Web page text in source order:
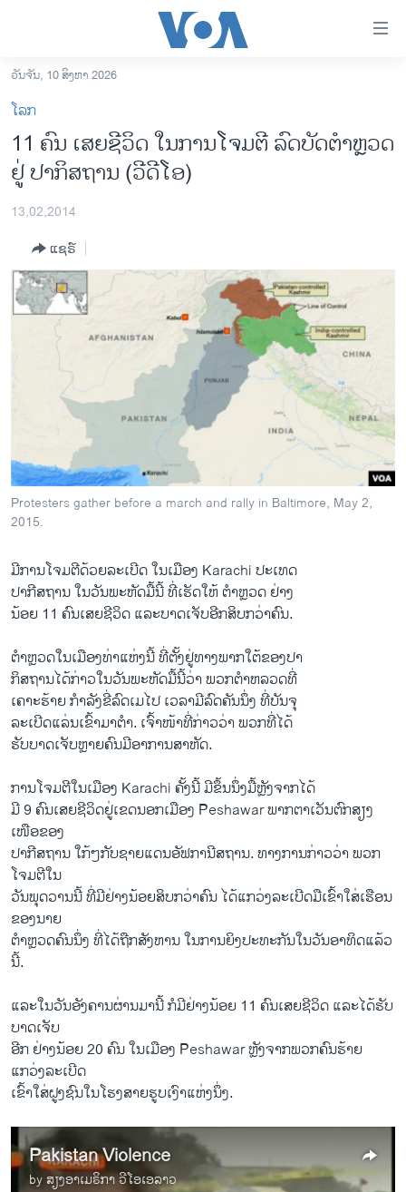
ເຂົ້າ
ຫາ
ຂ້າມ
ຂ້າມ
ຫາ
ອາເມຣິກາ
ການເລືອກຕັ້ງ ປະທານາທີບໍດີ ສະຫະລັດ 2024
ຂ່າວ​ຈີນ
ໂລກ
ເອເຊຍ
ອິດສະຫຼະພາບດ້ານການຂ່າວ
ຊີວິດຊາວລາວ
ຊຸມຊົນຊາວລາວ
ວິທະຍາສາດ-ເທັກໂນໂລຈີ
ທຸລະກິດ
ພາສາອັງກິດ
ວີດີໂອ
ລາຍການກະຈາຍສຽງ
ລາຍງານ
ຕິດຕາມພວກເຮົາ ທີ່
ພາສາຕ່າງໆ
ວັນຈັນ, 10 ສິງຫາ 2026
ໂລກ
11 ຄົນ ເສຍຊີວິດ ໃນການໂຈມຕີ ລົດບັດຕຳຫຼວດ
ຢູ່ ປາກິສຖານ (ວີດີໂອ)
13,02,2014
ແຊຣ໌
Protesters gather before a march and rally in Baltimore, May 2,
2015.
ມີການ​ໂຈມ​ຕີ​ດ້ວຍ​ລະ​ເບີດ​ ໃນ​ເມືອງ Karachi ປະ​ເທດ
ປາ​ກີສ​ຖານ ໃນ​ວັນ​ພະຫັດ​ມື້​ນີ້ ທີ່ເຮັດ​ໃຫ້ ຕໍາຫຼວດ ຢ່າງ​
ນ້ອຍ 11 ຄົນເສຍ​ຊີວິດ​ ແລະ​ບາດ​ເຈັບ​ອີກສິບ​ກວ່າ​ຄົນ.
ຕໍາຫຼວດ​ໃນ​ເມືອງ​ທ່າ​ແຫ່ງ​ນີ້ ທີ່​ຕັ້ງ​ຢູ່ທາງພາກ​ໃຕ້​ຂອງປາ
ກິສຖານ​ໄດ້​ກ່າວໃນ​ວັນ​ພະຫັດ​ມື້​ນີ້​ວ່າ ພວກ​ຕໍາຫລວດ​ທີ່​
ເຄາະ​ຮ້າຍ ​ກໍາລັງ​ຂີ່​ລົດ​ເມ​ໄປ ​ເວລາ​ມີ​ລົດ​ຄັນ​ນຶ່ງ ທີ່​ບັນຈຸ
​ລະ​ເບີດ​ແລ່ນ​ເຂົ້າ​ມາ​ຕໍາ. ​ເຈົ້າ​ໜ້າ​ທີ່ກ່າວວ່າ ພວກ​ທີ່​ໄດ້​
ຮັບ​ບາດເຈັບ​ຫຼາຍຄົນມີອາການ​ສາຫັດ.
ການ​ໂຈມ​ຕີໃນ​ເມືອງ Karachi ຄັ້ງ​ນີ້ ມີ​ຂຶ້ນນຶ່ງ​ມື້​ຫຼັງຈາກ​ໄດ້
​ມີ 9 ຄົນ​ເສຍ​ຊີວິດ​ຢູ່​ເຂດນອກ​ເມືອງ Peshawar ພາກ​ຕາ​ເວັນ​ຕົກ​ສຽງ​
ເໜືອ​ຂອງ
ປາ​ກີສ​ຖານ ​ໃກ້ໆ​ກັບຊາຍ​ແດນອັຟກາ​ນີສຖານ. ທາງ​ການ​ກ່າວ​ວ່າ ພວກ​
ໂຈມ​ຕີໃນ​
ວັນ​ພຸດ​ວານ​ນີ້ ທີ່ມີຢ່າງນ້ອຍ​ສິບກວ່າຄົນ​ ​ໄດ້ແກວ່​ງລະ​ເບີດ​ມືເຂົ້າໃສ່​ເຮືອນ​
ຂອງ​ນາຍ
​ຕໍາຫຼວດຄົນ​ນຶ່ງ ທີ່ໄດ້ຖືກສັງຫານ ໃນການຍິງປະທະກັນໃນວັນອາທິດແລ້ວ
ນີ້.
​ແລະໃນວັນອັງຄານ​ຜ່ານ​ມາ​ນີ້ ກໍມີຢ່າງ​ນ້ອຍ 11 ຄົນ​ເສຍຊີວິດ​ ແລະໄດ້​ຮັບ
ບາດ​ເຈັບ
​ອີກ ຢ່າງ​ນ້ອຍ 20 ຄົນ ໃນເມືອງ Peshawar ຫຼັງ​ຈາກ​ພວກ​ຄົນ​ຮ້າຍ ​
ແກວ່ງ​ລະ​ເບີດ
ເຂົ້າ​ໃສ່​ຝູງ​ຊົນ​ໃນ​ໂຮງ​ສາຍຮູບ​ເງົາແຫ່ງ​ນຶ່ງ.
Pakistan Violence
byສຽງອາເມຣິກາ ວີໂອເອລາວ